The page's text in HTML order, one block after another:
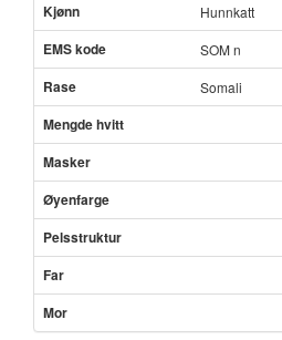
Kjønn
Hunnkatt
EMS kode
SOM n
Rase
Somali
Mengde hvitt
Masker
Øyenfarge
Pelsstruktur
Far
Mor